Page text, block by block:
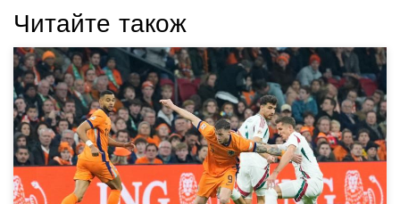
Читайте також